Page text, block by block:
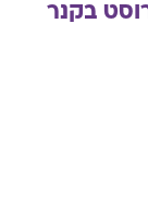
בקנר